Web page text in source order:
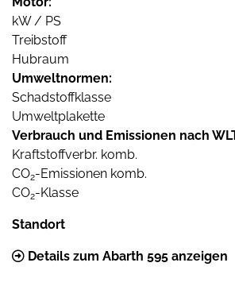
kW / PS
Treibstoff
Hubraum
Umweltnormen:
Schadstoffklasse
Umweltplakette
Verbrauch und Emissionen nach
Kraftstoffverbr. komb.
CO2-Emissionen komb.
CO2-Klasse
Standort
Details zum Abarth 595 anzeigen